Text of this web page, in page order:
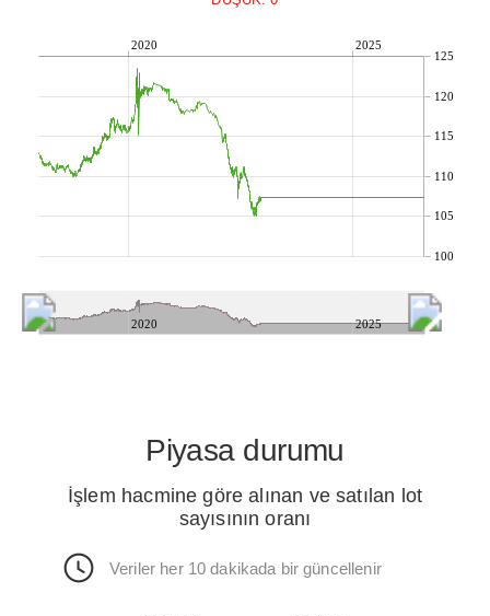
2020 2025
100
105
110
115
120
125
2020 2025
Piyasa durumu
İşlem hacmine göre alınan ve satılan lot
sayısının oranı
Veriler her 10 dakikada bir güncellenir